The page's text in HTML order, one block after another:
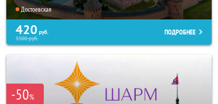
Достоевская
420 руб.
3300руб.
ПОДРОБНЕЕ
-50%